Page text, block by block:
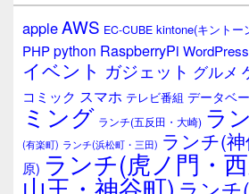
ウ
ィ
ジ
ェ
ア
appleAWS EC-CUBE kintone(キントー
PHPpython RaspberryPi WordPress
イベント ガジェット グルメ
コミック スマホ テレビ番組 データベ
ミング ランチ(五反田・大崎) ラ
(有楽町) ランチ(浜松町・三田) ランチ(
原) ランチ(虎ノ門・